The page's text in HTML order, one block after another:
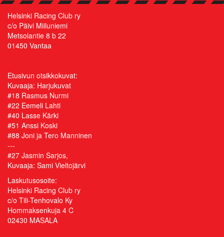
Helsinki Racing Club ry
c/o Päivi Miiluniemi
Metsolantie 8 b 22
01450 Vantaa
Etusivun otsikkokuvat:
Kuvaaja: Harjukuvat
#18 Rasmus Nurmi
#22 Eemeli Lahti
#40 Lasse Kärki
#51 Anssi Koski
#88 Joni ja Tero Manninen
---
#27 Jasmin Sarjos,
Kuvaaja: Sami Vieltojärvi
Laskutusosoite:
Helsinki Racing Club ry
c/o Tili-Tenhovalo Ky
Hommaksenkuja 4 C
02430 MASALA